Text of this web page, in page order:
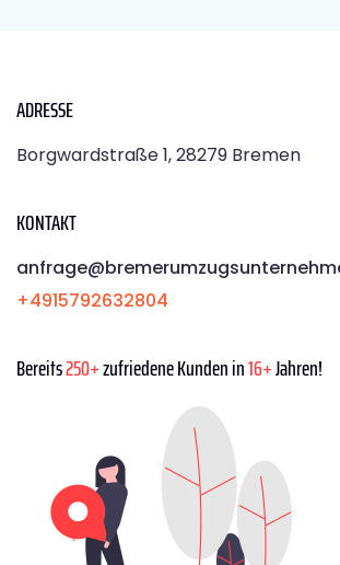
ADRESSE
Borgwardstraße 1, 28279 Bremen
KONTAKT
+4915792632804
Bereits250+zufriedene Kunden in16+Jahren!